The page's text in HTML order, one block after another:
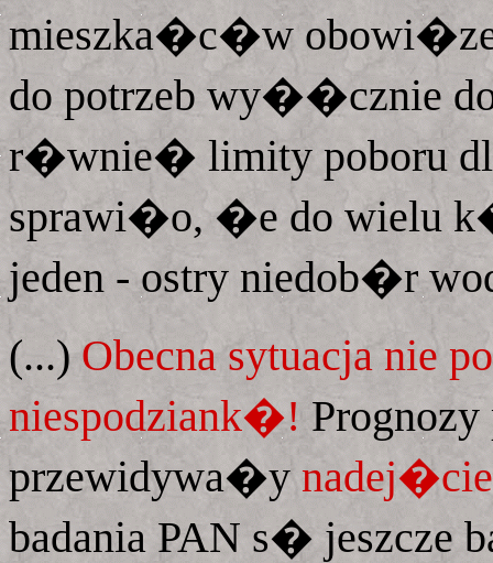
mieszka�c�w
do potrzeb wy��cznie
r�wnie� limity poboru
sprawi�o, �e do wielu
jeden - ostry niedob�r
(...)Obecna sytuacja nie
niespodziank�!Prognozy
przewidywa�ynadej�cie
badania PAN s� jeszcze